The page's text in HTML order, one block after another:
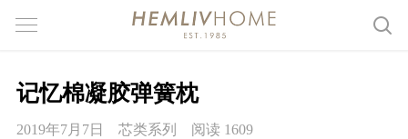
记忆棉凝胶弹簧枕
2019年7月7日 芯类系列 阅读 1609